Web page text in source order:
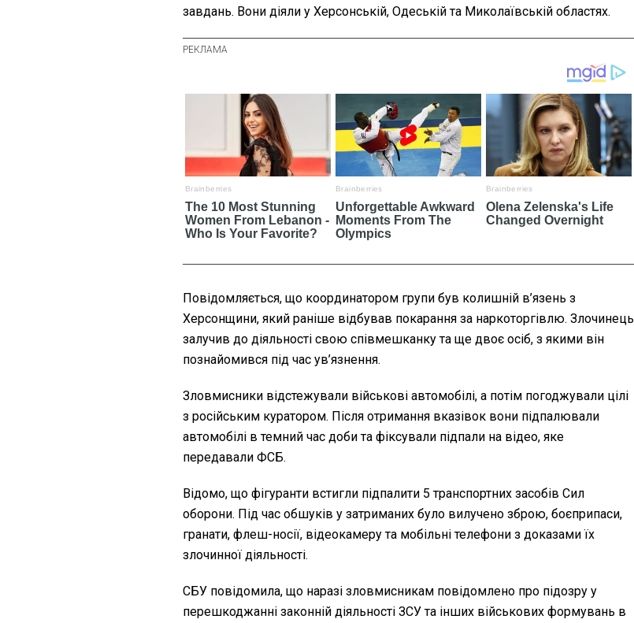
завдань. Вони діяли у Херсонській, Одеській та Миколаївській областях.
Повідомляється, що координатором групи був колишній в’язень з
Херсонщини, який раніше відбував покарання за наркоторгівлю. Злочинець
залучив до діяльності свою співмешканку та ще двоє осіб, з якими він
познайомився під час ув’язнення.
Зловмисники відстежували військові автомобілі, а потім погоджували цілі
з російським куратором. Після отримання вказівок вони підпалювали
автомобілі в темний час доби та фіксували підпали на відео, яке
передавали ФСБ.
Відомо, що фігуранти встигли підпалити 5 транспортних засобів Сил
оборони. Під час обшуків у затриманих було вилучено зброю, боєприпаси,
гранати, флеш-носії, відеокамеру та мобільні телефони з доказами їх
злочинної діяльності.
СБУ повідомила, що наразі зловмисникам повідомлено про підозру у
перешкоджанні законній діяльності ЗСУ та інших військових формувань в